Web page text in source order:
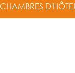
CHAMBRES D'HÔTEL